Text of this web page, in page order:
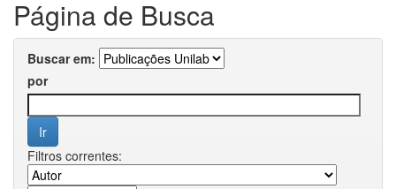
Página de Busca
Buscar em:
por
Filtros correntes: